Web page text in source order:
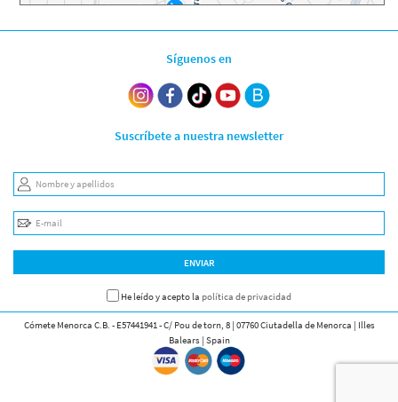
Síguenos en
Suscríbete a nuestra newsletter
Nombre y apellidos
E-mail
ENVIAR
He leído y acepto la política de privacidad
Cómete Menorca C.B. - E57441941 - C/ Pou de torn, 8 | 07760 Ciutadella de Menorca | Illes
Balears | Spain